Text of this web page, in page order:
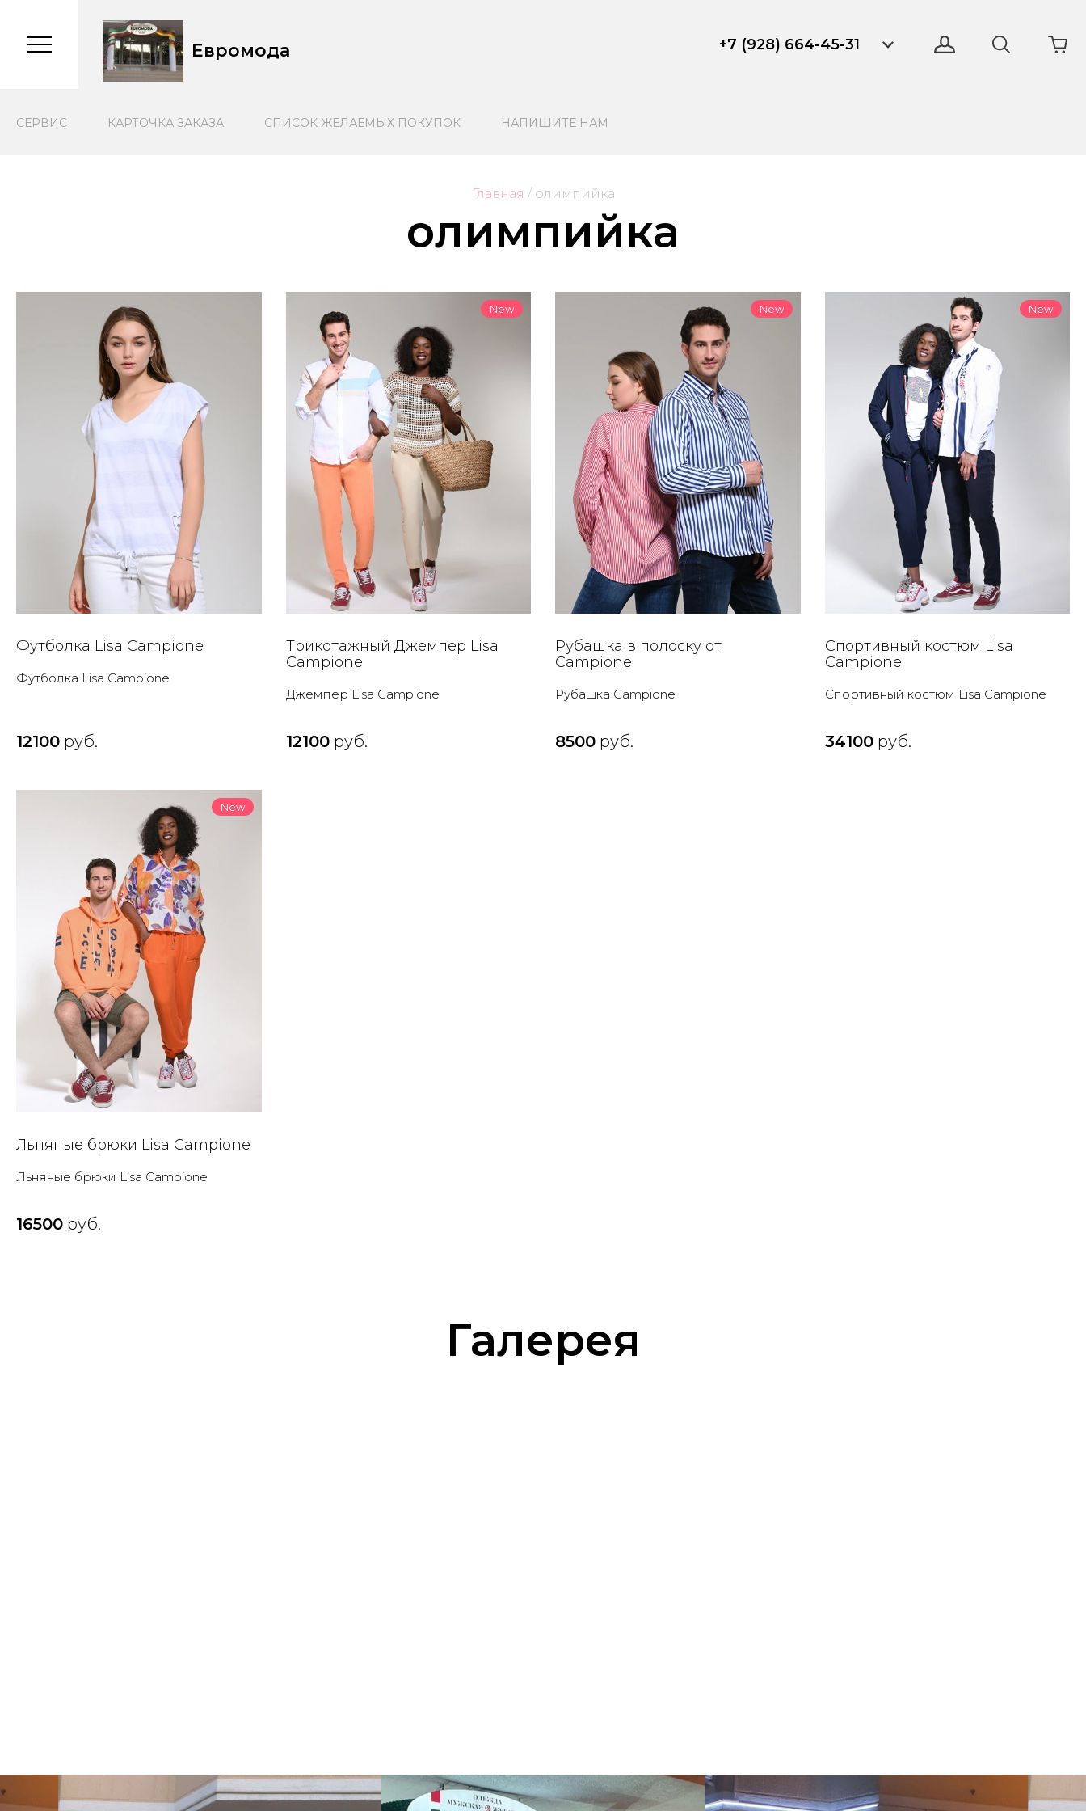
Евромода +7 (928) 664-45-31
CЕРВИС КАРТОЧКА ЗАКАЗА СПИСОК ЖЕЛАЕМЫХ ПОКУПОК НАПИШИТЕ НАМ
Главная / олимпийка
олимпийка
Футболка Lisa Campione
Футболка Lisa Campione
12100 руб.
New
Трикотажный Джемпер Lisa
Campione
Джемпер Lisa Campione
12100руб.
New
Рубашка в полоску от
Campione
Рубашка Campione
8500 руб.
New
Спортивный костюм Lisa
Campione
Спортивный костюм Lisa Campione
34100руб.
New
Льняные брюки Lisa Campione
Льняные брюки Lisa Campione
16500 руб.
Галерея